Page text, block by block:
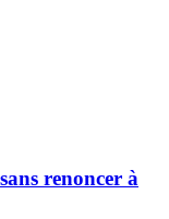
renoncer à